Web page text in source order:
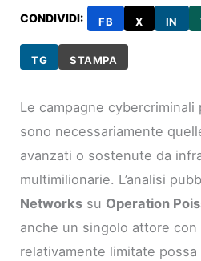
CONDIVIDI: FB X IN
TG STAMPA
Le campagne
sono necessariamente
avanzati o sostenute da
multimilionarie. L’analisi
Networks su Operation
anche un singolo attore
relativamente limitate